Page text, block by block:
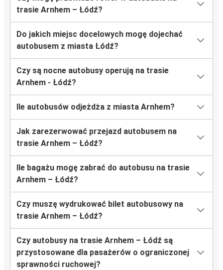
trasie Arnhem – Łódź?
Do jakich miejsc docelowych mogę dojechać
autobusem z miasta Łódź?
Czy są nocne autobusy operują na trasie
Arnhem - Łódź?
Ile autobusów odjeżdża z miasta Arnhem?
Jak zarezerwować przejazd autobusem na
trasie Arnhem – Łódź?
Ile bagażu mogę zabrać do autobusu na trasie
Arnhem – Łódź?
Czy muszę wydrukować bilet autobusowy na
trasie Arnhem – Łódź?
Czy autobusy na trasie Arnhem – Łódź są
przystosowane dla pasażerów o ograniczonej
sprawności ruchowej?